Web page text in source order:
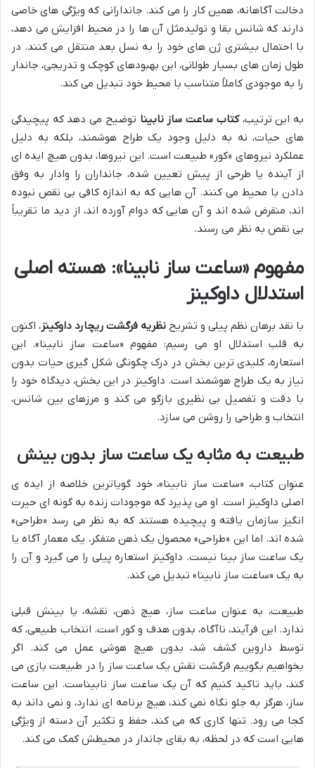
دخالت آگاهانه، همین کار را می کند. جاندارانی که ویژگی های خاصی
دارند که شانس بقا و تولیدمثل آن ها را در محیط افزایش می دهد،
با احتمال بیشتری ژن های خود را به نسل بعد منتقل می کنند. در
طول زمان های بسیار طولانی، این بهبودهای کوچک و تدریجی، جاندار
را به موجودی کاملاً متناسب با محیط خود تبدیل می کند.
به این ترتیب،کتاب ساعت ساز نابینا توضیح می دهد که پیچیدگی
های حیات، نه به دلیل وجود یک طراح هوشمند، بلکه به دلیل
عملکرد نیروهای «کور» طبیعت است. این نیروها، بدون هیچ ایده ای
از آینده یا طرحی از پیش تعیین شده، جانداران را وادار به وفق
دادن با محیط می کنند. آن هایی که به اندازه کافی بی نقص نبوده
اند، منقرض شده اند و آن هایی که دوام آورده اند، از دید ما تقریباً
بی نقص به نظر می رسند.
مفهوم «ساعت ساز نابینا»: هسته اصلی
استدلال داوکینز
با نقد برهان نظم پیلی و تشریح نظریه فرگشت ریچارد داوکینز، اکنون
به قلب استدلال او می رسیم: مفهوم «ساعت ساز نابینا». این
استعاره، کلیدی ترین بخش در درک چگونگی شکل گیری حیات بدون
نیاز به یک طراح هوشمند است. داوکینز در این بخش، دیدگاه خود را
با دقت و تفصیل بی نظیری بازگو می کند و مرزهای بین شانس،
انتخاب و طراحی را روشن می سازد.
طبیعت به مثابه یک ساعت ساز بدون بینش
عنوان کتاب، «ساعت ساز نابینا»، خود گویاترین خلاصه از ایده ی
اصلی داوکینز است. او می پذیرد که موجودات زنده به گونه ای حیرت
انگیز سازمان یافته و پیچیده هستند که به نظر می رسد «طراحی»
شده اند. اما این «طراحی» محصول یک ذهن متفکر، یک معمار آگاه یا
یک ساعت ساز بینا نیست. داوکینز استعاره پیلی را می گیرد و آن را
به یک «ساعت ساز نابینا» تبدیل می کند.
طبیعت، به عنوان ساعت ساز، هیچ ذهن، نقشه، یا بینش قبلی
ندارد. این فرآیند، ناآگاه، بدون هدف و کور است. انتخاب طبیعی، که
توسط داروین کشف شد، بدون هیچ هوشی عمل می کند. اگر
بخواهیم بگوییم فرگشت نقش یک ساعت ساز را در طبیعت بازی می
کند، باید تاکید کنیم که آن یک ساعت ساز نابیناست. این ساعت
ساز، هرگز به جلو نگاه نمی کند، هیچ برنامه ای ندارد، و نمی داند به
کجا می رود. تنها کاری که می کند، حفظ و تکثیر آن دسته از ویژگی
هایی است که در لحظه، به بقای جاندار در محیطش کمک می کند.